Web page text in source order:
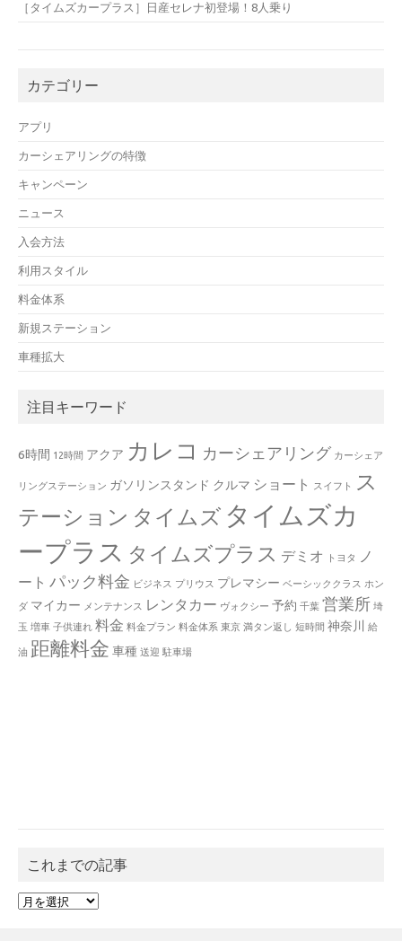
［タイムズカープラス］日産セレナ初登場！8人乗り
カテゴリー
アプリ
カーシェアリングの特徴
キャンペーン
ニュース
入会方法
利用スタイル
料金体系
新規ステーション
車種拡大
注目キーワード
6時間 12時間 アクア カレコ カーシェアリング カーシェア
リングステーション ガソリンスタンド クルマ ショート スイフト
ス
テーション タイムズ タイムズカ
ープラス タイムズプラス デミオ トヨタ
ノ
ート パック料金 ビジネス プリウス プレマシー ベーシッククラス ホン
ダ マイカー メンテナンス レンタカー ヴォクシー 予約 千葉 営業所 埼
玉 増車 子供連れ 料金 料金プラン 料金体系 東京 満タン返し 短時間 神奈川 給
油 距離料金 車種 送迎 駐車場
これまでの記事
こ